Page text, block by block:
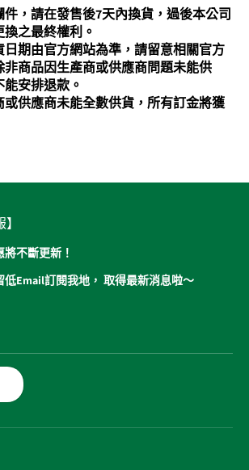
，請在發售後7天內換貨，過後本公司
之最終權利。
日期由官方網站為準，請留意相關官方
非商品因生產商或供應商問題未能供
安排退款。
或供應商未能全數供貨，所有訂金將獲
不斷更新！
低Email訂閱我地， 取得最新消息啦～